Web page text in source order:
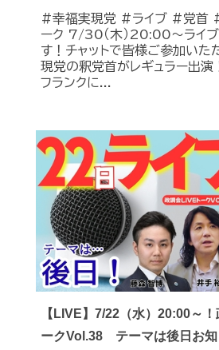
#幸福実現党 #ライブ #党首
ーク 7/30（木）20:00～ライ
す！チャットで皆様ご参加いた
現党の釈党首がレギュラー出
フランクに...
【LIVE】7/22（水）20:00～
ークVol.38 テーマは後日お知